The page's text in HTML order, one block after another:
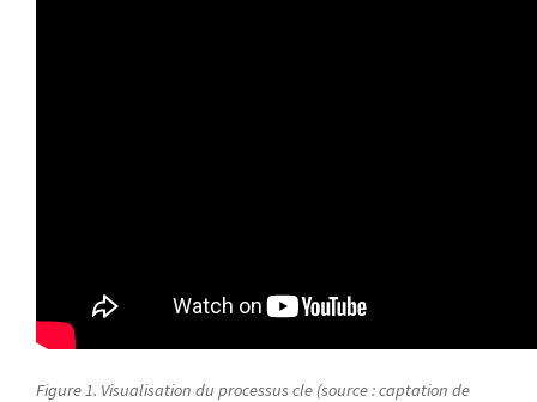
Figure 1. Visualisation du processus cle (source : captation de